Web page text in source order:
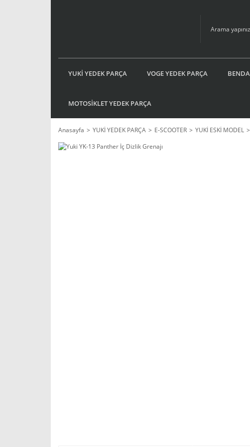
YUKİ YEDEK PARÇA VOGE YEDEK PARÇA BENDA
MOTOSİKLET YEDEK PARÇA
Anasayfa YUKİ YEDEK PARÇA E-SCOOTER YUKİ ESKİ MODEL